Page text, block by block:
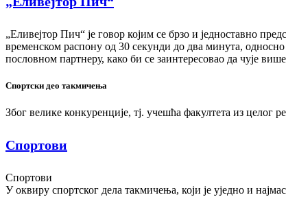
„Еливејтор Пич“ је говор којим се брзо и једноставно
временском распону од 30 секунди до два минута,
пословном партнеру, како би се заинтересовао да чује
Спортски део такмичења
Због велике конкуренције, тј. учешћа факултета из
Спортови
Спортови
У оквиру спортског дела такмичења, који је уједно и